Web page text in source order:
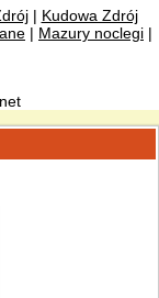
| Kudowa Zdrój
| Mazury noclegi |